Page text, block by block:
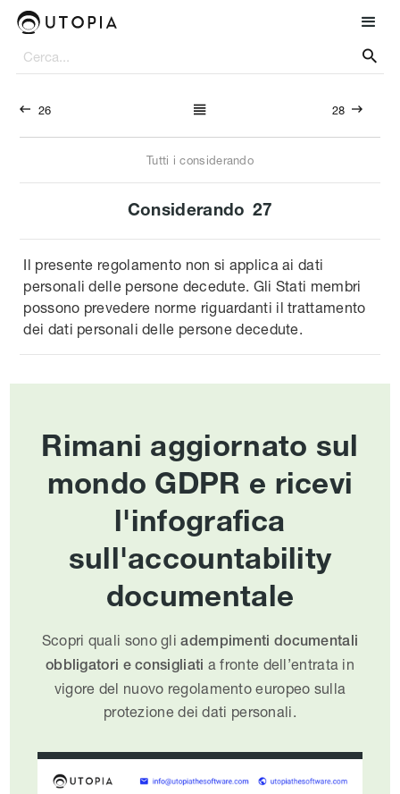

 26  28 
Tutti i considerando
Considerando 27
Il presente regolamento non si applica ai dati
personali delle persone decedute. Gli Stati membri
possono prevedere norme riguardanti il trattamento
dei dati personali delle persone decedute.
Rimani aggiornato sul
mondo GDPR e ricevi
l'infografica
sull'accountability
documentale
Scopri quali sono gliadempimenti documentali
obbligatori e consigliati a fronte dell’entrata in
vigore del nuovo regolamento europeo sulla
protezione dei dati personali.